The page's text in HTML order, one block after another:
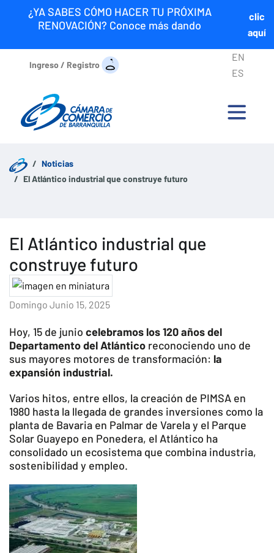
¿YA SABES CÓMO HACER TU PRÓXIMA
RENOVACIÓN? Conoce más dando
clic
aquí
Ingreso / Registro
EN
ES
Noticias
El Atlántico industrial que construye futuro
El Atlántico industrial que
construye futuro
Domingo Junio 15, 2025
Hoy, 15 de junio celebramos los 120 años del
Departamento del Atlántico reconociendo uno de
sus mayores motores de transformación: la
expansión industrial.
Varios hitos, entre ellos, la creación de PIMSA en
1980 hasta la llegada de grandes inversiones como la
planta de Bavaria en Palmar de Varela y el Parque
Solar Guayepo en Ponedera, el Atlántico ha
consolidado un ecosistema que combina industria,
sostenibilidad y empleo.